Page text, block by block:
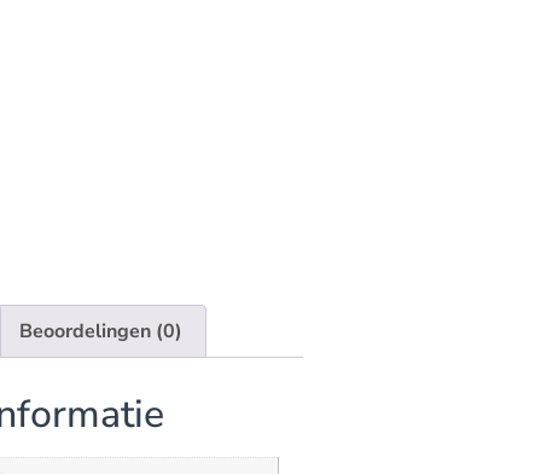
Beoordelingen (0)